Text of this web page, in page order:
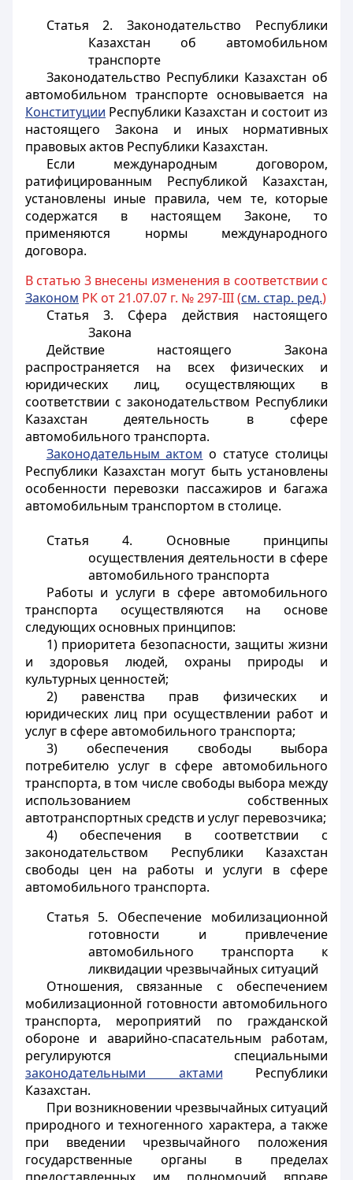
Статья 2.Законодательство Республики
Казахстан об автомобильном
транспорте
Законодательство Республики Казахстан об
автомобильном транспорте основывается на
Конституции Республики Казахстан и состоит из
настоящего Закона и иных нормативных
правовых актов Республики Казахстан.
Если международным договором,
ратифицированным Республикой Казахстан,
установлены иные правила, чем те, которые
содержатся в настоящем Законе, то
применяются нормы международного
договора.
В статью 3 внесены изменения в соответствии с
Законом РК от 21.07.07 г. № 297-III (см. стар. ред.)
Статья 3. Сфера действия настоящего
Закона
Действие настоящего Закона
распространяется на всех физических и
юридических лиц, осуществляющих в
соответствии с законодательством Республики
Казахстан деятельность в сфере
автомобильного транспорта.
Законодательным актом о статусе столицы
Республики Казахстан могут быть установлены
особенности перевозки пассажиров и багажа
автомобильным транспортом в столице.
Статья 4. Основные принципы
осуществления деятельности в сфере
автомобильного транспорта
Работы и услуги в сфере автомобильного
транспорта осуществляются на основе
следующих основных принципов:
1) приоритета безопасности, защиты жизни
и здоровья людей, охраны природы и
культурных ценностей;
2) равенства прав физических и
юридических лиц при осуществлении работ и
услуг в сфере автомобильного транспорта;
3) обеспечения свободы выбора
потребителю услуг в сфере автомобильного
транспорта, в том числе свободы выбора между
использованием собственных
автотранспортных средств и услуг перевозчика;
4) обеспечения в соответствии с
законодательством Республики Казахстан
свободы цен на работы и услуги в сфере
автомобильного транспорта.
Статья 5. Обеспечение мобилизационной
готовности и привлечение
автомобильного транспорта к
ликвидации чрезвычайных ситуаций
Отношения, связанные с обеспечением
мобилизационной готовности автомобильного
транспорта, мероприятий по гражданской
обороне и аварийно-спасательным работам,
регулируются специальными
законодательными актами Республики
Казахстан.
При возникновении чрезвычайных ситуаций
природного и техногенного характера, а также
при введении чрезвычайного положения
государственные органы в пределах